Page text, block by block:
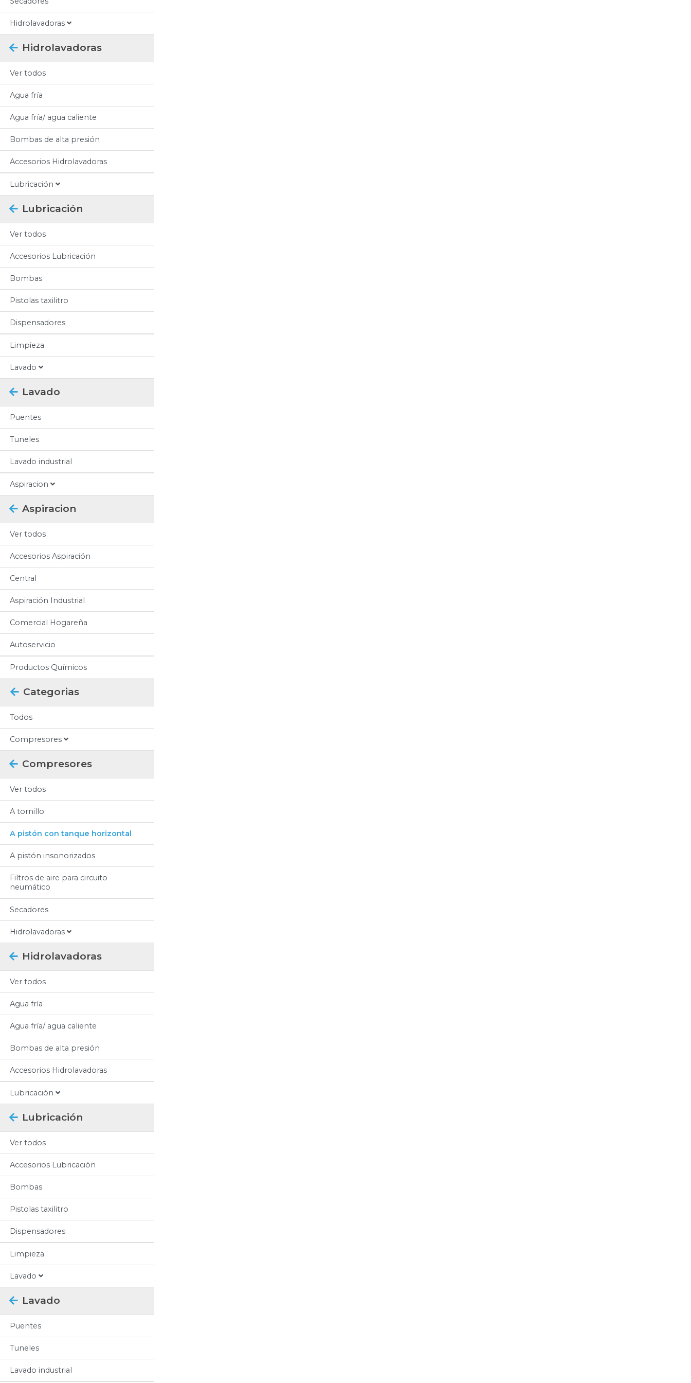
Hidrolavadoras
Hidrolavadoras
Ver todos
Agua fría
Agua fría/ agua caliente
Bombas de alta presión
Accesorios Hidrolavadoras
Lubricación
Lubricación
Ver todos
Accesorios Lubricación
Bombas
Pistolas taxilitro
Dispensadores
Limpieza
Lavado
Lavado
Puentes
Tuneles
Lavado industrial
Aspiracion
Aspiracion
Ver todos
Accesorios Aspiración
Central
Aspiración Industrial
Comercial Hogareña
Autoservicio
Productos Químicos
Categorias
Todos
Compresores
Compresores
Ver todos
A tornillo
A pistón con tanque horizontal
A pistón insonorizados
Filtros de aire para circuito
neumático
Secadores
Hidrolavadoras
Hidrolavadoras
Ver todos
Agua fría
Agua fría/ agua caliente
Bombas de alta presión
Accesorios Hidrolavadoras
Lubricación
Lubricación
Ver todos
Accesorios Lubricación
Bombas
Pistolas taxilitro
Dispensadores
Limpieza
Lavado
Lavado
Puentes
Tuneles
Lavado industrial